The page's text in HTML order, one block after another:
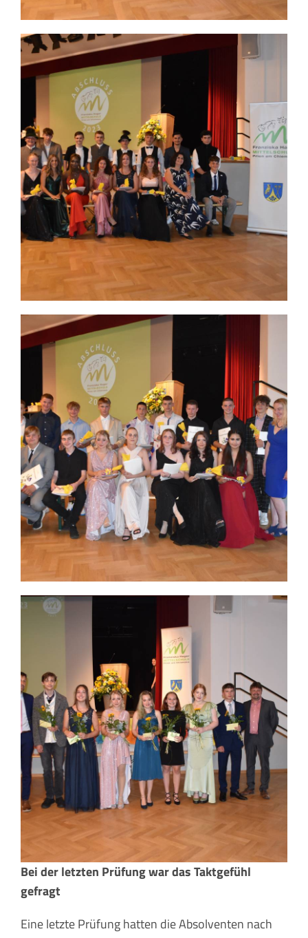
Bei der letzten Prüfung war das Taktgefühl
gefragt
Eine letzte Prüfung hatten die Absolventen nach